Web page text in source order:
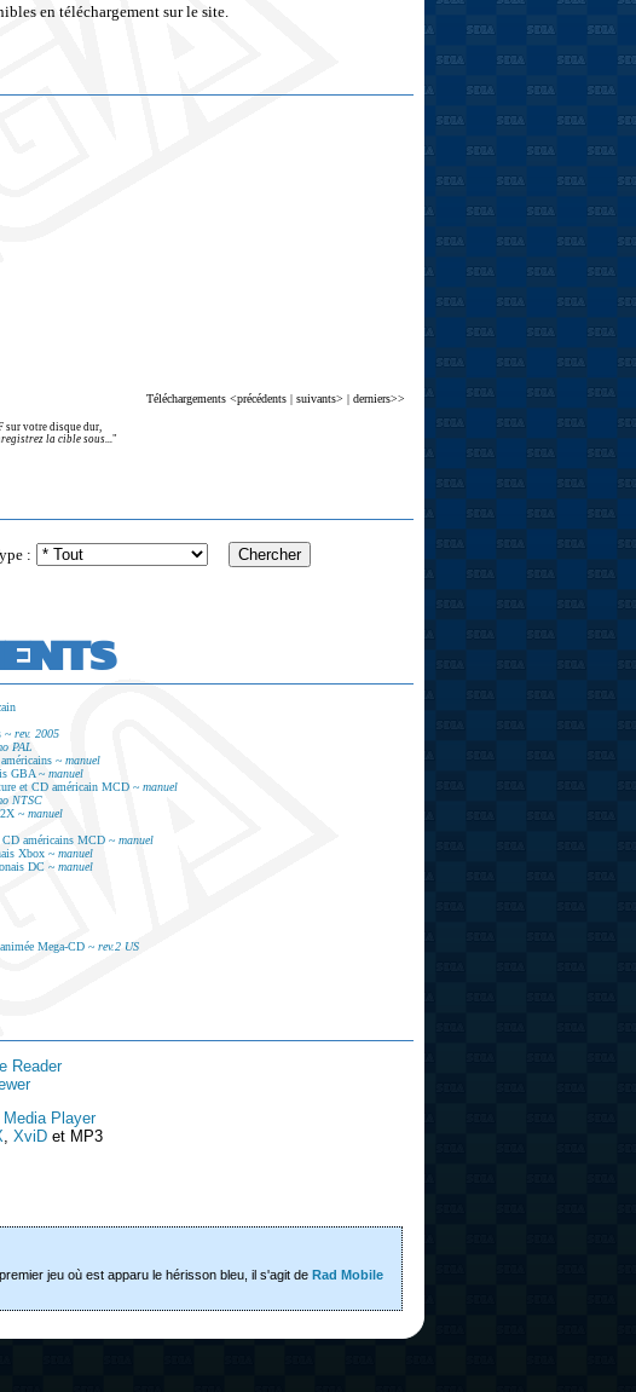
en téléchargement sur le site.
Téléchargements <précédents | suivants> | derniers>>
sur votre disque dur,
la cible sous..."
:
~ rev. 2005
PAL
~ manuel
GBA ~ manuel
et CD américain MCD ~ manuel
NTSC
~ manuel
américains MCD ~ manuel
Xbox ~ manuel
DC ~ manuel
Mega-CD ~ rev.2 US
Reader
Player
, XviD et MP3
jeu où est apparu le hérisson bleu, il s'agit de Rad Mobile